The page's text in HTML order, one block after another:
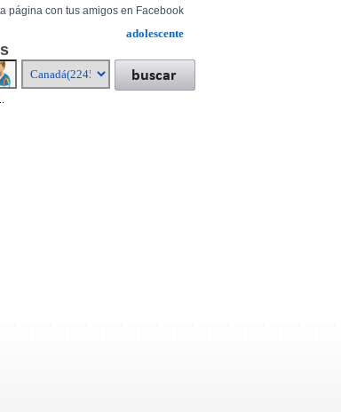
adolescente
página con tus amigos en Facebook